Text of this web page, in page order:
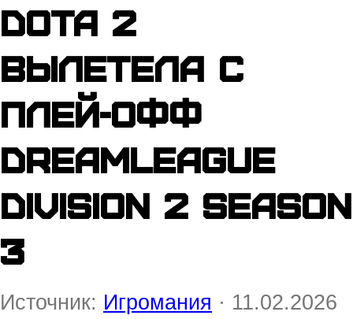
Dota 2
вылетела с
плей-офф
DreamLeague
Division 2 Season
3
Источник: Игромания · 11.02.2026